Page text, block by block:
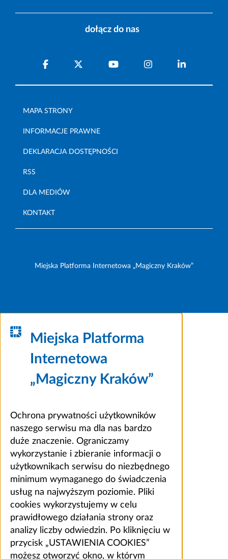
dołącz do nas
MAPA STRONY
INFORMACJE PRAWNE
DEKLARACJA DOSTĘPNOŚCI
RSS
DLA MEDIÓW
KONTAKT
Miejska Platforma Internetowa „Magiczny Kraków”
Miejska Platforma
Internetowa
„Magiczny Kraków”
Ochrona prywatności użytkowników
naszego serwisu ma dla nas bardzo
duże znaczenie. Ograniczamy
wykorzystanie i zbieranie informacji o
użytkownikach serwisu do niezbędnego
minimum wymaganego do świadczenia
usług na najwyższym poziomie. Pliki
cookies wykorzystujemy w celu
prawidłowego działania strony oraz
analizy liczby odwiedzin. Po kliknięciu w
przycisk „USTAWIENIA COOKIES”
możesz otworzyć okno, w którym